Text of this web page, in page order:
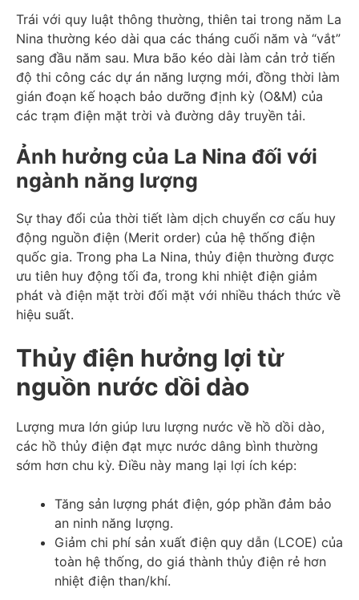
Trái với quy luật thông thường, thiên tai trong năm La
Nina thường kéo dài qua các tháng cuối năm và “vắt”
sang đầu năm sau. Mưa bão kéo dài làm cản trở tiến
độ thi công các dự án năng lượng mới, đồng thời làm
gián đoạn kế hoạch bảo dưỡng định kỳ (O&M) của
các trạm điện mặt trời và đường dây truyền tải.
Ảnh hưởng của La Nina đối với
ngành năng lượng
Sự thay đổi của thời tiết làm dịch chuyển cơ cấu huy
động nguồn điện (Merit order) của hệ thống điện
quốc gia. Trong pha La Nina, thủy điện thường được
ưu tiên huy động tối đa, trong khi nhiệt điện giảm
phát và điện mặt trời đối mặt với nhiều thách thức về
hiệu suất.
Thủy điện hưởng lợi từ
nguồn nước dồi dào
Lượng mưa lớn giúp lưu lượng nước về hồ dồi dào,
các hồ thủy điện đạt mực nước dâng bình thường
sớm hơn chu kỳ. Điều này mang lại lợi ích kép:
Tăng sản lượng phát điện, góp phần đảm bảo
an ninh năng lượng.
Giảm chi phí sản xuất điện quy dẫn (LCOE) của
toàn hệ thống, do giá thành thủy điện rẻ hơn
nhiệt điện than/khí.